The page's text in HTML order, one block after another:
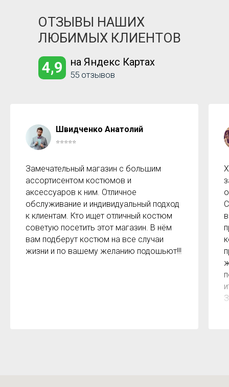
55 отзывов
на Яндекс Картах
4,9
ОТЗЫВЫ НАШИХ
ЛЮБИМЫХ КЛИЕНТОВ
Швидченко Анатолий
⭐⭐⭐⭐⭐
Замечательный магазин с большим
ассортисентом костюмов и
аксессуаров к ним. Отличное
обслуживание и индивидуальный подход
к клиентам. Кто ищет отличный костюм
советую посетить этот магазин. В нём
вам подберут костюм на все случаи
жизни и по вашему желанию подошьют!!!